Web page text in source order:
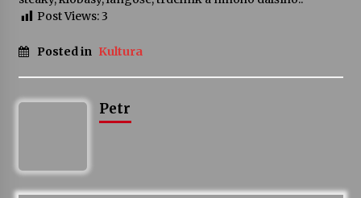
Za kulturou kousek za Humpolec. V Želivě ožije
Post Views:3
Posted in Kultura
Petr